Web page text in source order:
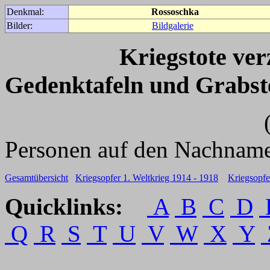
Denkmal:
Rossoschka
Bilder:
Bildgalerie
Kriegstote
Gedenktafeln und
(Für weitere
Personen auf den
Gesamtübersicht Kriegsopfer 1. Weltkrieg 1914 - 1918
Quicklinks: A B C D
Q R S T U V W X Y